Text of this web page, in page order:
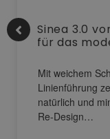
Sinea 3.0
für das
Mit weichem
Linienführung
natürlich und
Re-Design…